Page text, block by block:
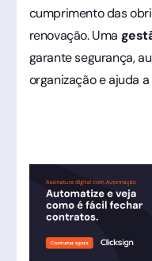
cumprimento das
renovação. Uma
garante segurança,
organização e ajuda